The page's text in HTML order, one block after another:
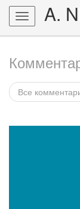
Toggle
navigation
A.
Все